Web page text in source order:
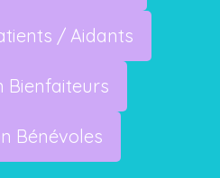
/ Aidants
Bienfaiteurs
Bénévoles